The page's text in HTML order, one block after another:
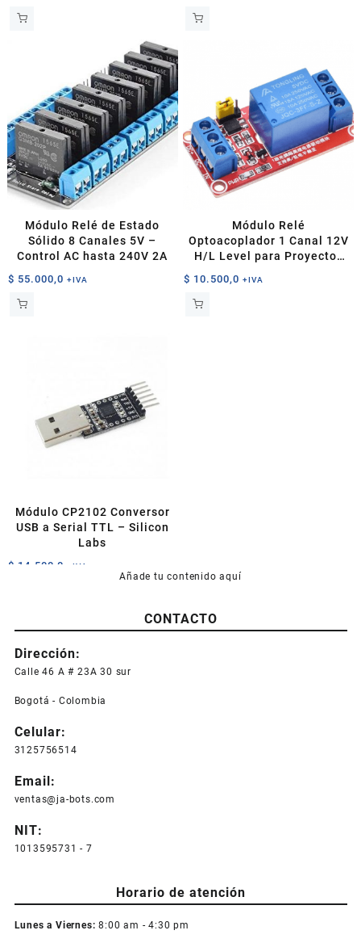
Módulo Relé de Estado
Sólido 8 Canales 5V –
Control AC hasta 240V 2A
$ 55.000,0 +IVA
Módulo Relé
Optoacoplador 1 Canal 12V
H/L Level para Proyectos
$ 10.500,0 +IVA
Módulo CP2102 Conversor
USB a Serial TTL – Silicon
Labs
$ 14.500,0 +IVA
Añade tu contenido aquí
CONTACTO
Dirección:
Calle 46 A # 23A 30 sur
Bogotá - Colombia
Celular:
3125756514
Email:
ventas@ja-bots.com
NIT:
1013595731 - 7
Horario de atención
Lunes a Viernes: 8:00 am - 4:30 pm